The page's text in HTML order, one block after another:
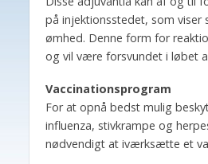
på injektionsstedet, som viser
ømhed. Denne form for
og vil være forsvundet i løbet
Vaccinationsprogram
For at opnå bedst mulig
influenza, stivkrampe og
nødvendigt at iværksætte et